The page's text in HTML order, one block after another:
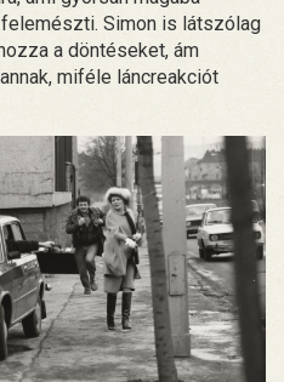
Simon is látszólag
a döntéseket, ám
miféle láncreakciót